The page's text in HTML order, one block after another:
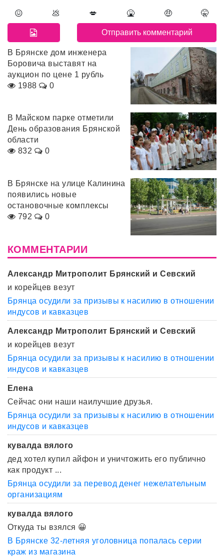
😖 💩 💋 🤮 🤑 🤫
В Брянске дом инженера
Боровича выставят на
аукцион по цене 1 рубль
1988
0
В Майском парке отметили
День образования Брянской
области
832
0
В Брянске на улице Калинина
появились новые
остановочные комплексы
792
0
КОММЕНТАРИИ
Александр Митрополит Брянский и Севский
и корейцев везут
Брянца осудили за призывы к насилию в отношении
индусов и кавказцев
Александр Митрополит Брянский и Севский
и корейцев везут
Брянца осудили за призывы к насилию в отношении
индусов и кавказцев
Елена
Сейчас они наши наилучшие друзья.
Брянца осудили за призывы к насилию в отношении
индусов и кавказцев
кувалда вялого
дед хотел купил айфон и уничтожить его публично
как продукт ...
Брянца осудили за перевод денег нежелательным
организациям
кувалда вялого
Откуда ты взялся 😀
В Брянске 32-летняя уголовница попалась серии
краж из магазина